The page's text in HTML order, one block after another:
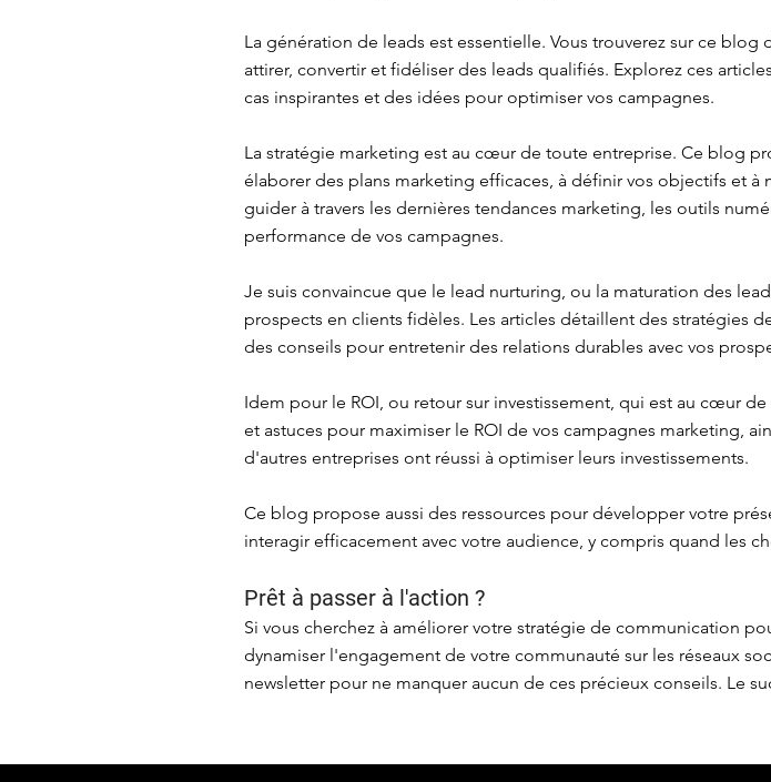
La génération de leads est essentielle. Vous trouverez sur ce
attirer, convertir et fidéliser des leads qualifiés. Explorez ces
cas inspirantes et des idées pour optimiser vos campagnes.
La stratégie marketing est au cœur de toute entreprise. Ce blog
élaborer des plans marketing efficaces, à définir vos objectifs et à
guider à travers les dernières tendances marketing, les outils
performance de vos campagnes.
Je suis convaincue que le lead nurturing, ou la maturation des
prospects en clients fidèles. Les articles détaillent des stratégies
des conseils pour entretenir des relations durables avec vos
Idem pour le ROI, ou retour sur investissement, qui est au cœur
et astuces pour maximiser le ROI de vos campagnes marketing,
d'autres entreprises ont réussi à optimiser leurs investissements.
Ce blog propose aussi des ressources pour développer votre
interagir efficacement avec votre audience, y compris quand les
Prêt à passer à l'action ?
Si vous cherchez à améliorer votre stratégie de communication
dynamiser l'engagement de votre communauté sur les réseaux
newsletter pour ne manquer aucun de ces précieux conseils. Le